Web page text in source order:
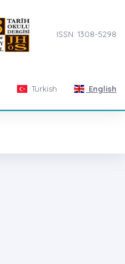
ISSN: 1308-5298
Turkish English